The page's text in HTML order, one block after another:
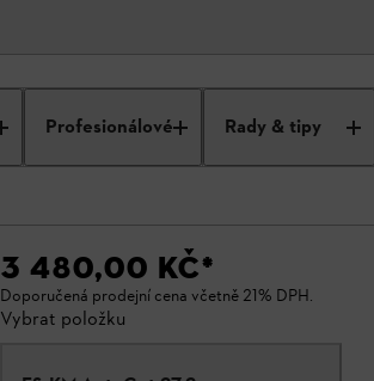
Profesionálové Rady & tipy
3 480,00 KČ*
Doporučená prodejní cena včetně 21% DPH.
Vybrat položku